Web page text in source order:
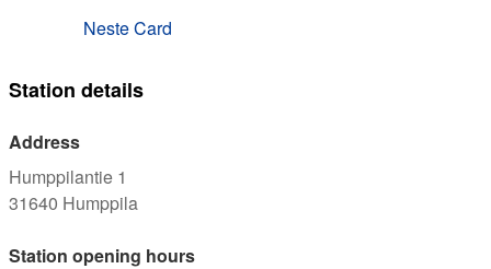
Neste Card
Station details
Address
Humppilantie 1
31640 Humppila
Station opening hours